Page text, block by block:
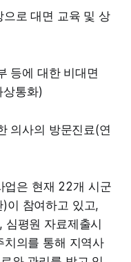
로 대면 교육 및 상
등에 대한 비대면
상통화)
의사의 방문진료(연
업은 현재 22개 시군
이 참여하고 있고,
심평원 자료제출시
치의를 통해 지역사